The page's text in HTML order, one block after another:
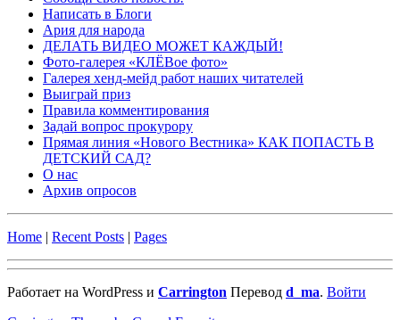
Написать в Блоги
Ария для народа
ДЕЛАТЬ ВИДЕО МОЖЕТ КАЖДЫЙ!
Фото-галерея «КЛЁВое фото»
Галерея хенд-мейд работ наших читателей
Выиграй приз
Правила комментирования
Задай вопрос прокурору
Прямая линия «Нового Вестника» КАК ПОПАСТЬ В
ДЕТСКИЙ САД?
О нас
Архив опросов
Home | Recent Posts | Pages
Работает на WordPress и Carrington Перевод d_ma. Войти